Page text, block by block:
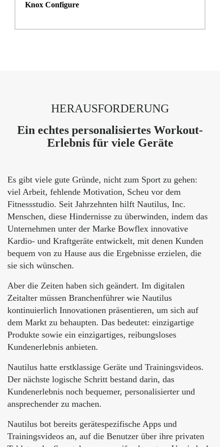
Knox Configure
HERAUSFORDERUNG
Ein echtes personalisiertes Workout-
Erlebnis für viele Geräte
Es gibt viele gute Gründe, nicht zum Sport zu gehen:
viel Arbeit, fehlende Motivation, Scheu vor dem
Fitnessstudio. Seit Jahrzehnten hilft Nautilus, Inc.
Menschen, diese Hindernisse zu überwinden, indem das
Unternehmen unter der Marke Bowflex innovative
Kardio- und Kraftgeräte entwickelt, mit denen Kunden
bequem von zu Hause aus die Ergebnisse erzielen, die
sie sich wünschen.
Aber die Zeiten haben sich geändert. Im digitalen
Zeitalter müssen Branchenführer wie Nautilus
kontinuierlich Innovationen präsentieren, um sich auf
dem Markt zu behaupten. Das bedeutet: einzigartige
Produkte sowie ein einzigartiges, reibungsloses
Kundenerlebnis anbieten.
Nautilus hatte erstklassige Geräte und Trainingsvideos.
Der nächste logische Schritt bestand darin, das
Kundenerlebnis noch bequemer, personalisierter und
ansprechender zu machen.
Nautilus bot bereits gerätespezifische Apps und
Trainingsvideos an, auf die Benutzer über ihre privaten